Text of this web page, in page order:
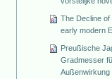
The Decline
early modern
Preußische
Gradmesser
Außenwirkung